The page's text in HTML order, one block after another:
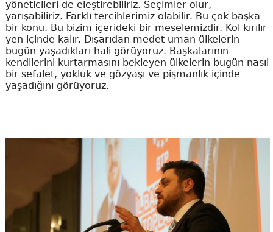
yöneticileri de eleştirebiliriz. Seçimler olur,
yarışabiliriz. Farklı tercihlerimiz olabilir. Bu çok başka
bir konu. Bu bizim içerideki bir meselemizdir. Kol kırılır
yen içinde kalır. Dışarıdan medet uman ülkelerin
bugün yaşadıkları hali görüyoruz. Başkalarının
kendilerini kurtarmasını bekleyen ülkelerin bugün nasıl
bir sefalet, yokluk ve gözyaşı ve pişmanlık içinde
yaşadığını görüyoruz.